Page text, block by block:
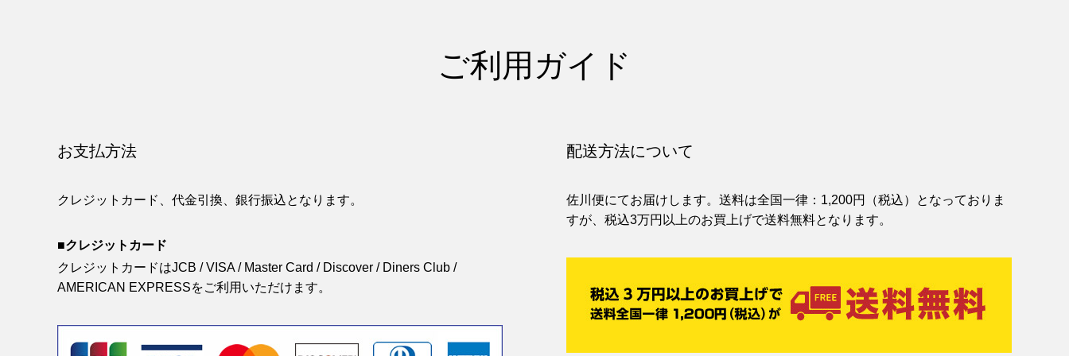
ご利用ガイド
お支払方法
クレジットカード、代金引換、銀行振込となります。
■クレジットカード
クレジットカードはJCB / VISA / Master Card / Discover / Diners Club /
AMERICAN EXPRESSをご利用いただけます。
配送方法について
佐川便にてお届けします。送料は全国一律：1,200円（税込）となっておりま
すが、税込3万円以上のお買上げで送料無料となります。